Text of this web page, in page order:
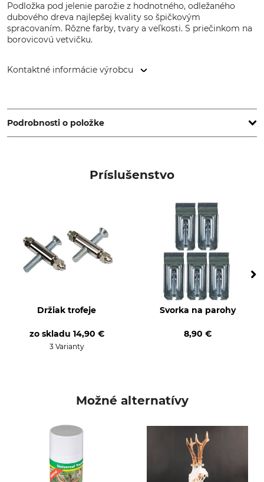
Podložka pod jelenie parožie z hodnotného, odležaného
dubového dreva najlepšej kvality so špičkovým
spracovaním. Rôzne farby, tvary a veľkosti. S priečinkom na
borovicovú vetvičku.
Kontaktné informácie výrobcu
www.eurohunt.eu
Podrobnosti o položke
Príslušenstvo
Držiak trofeje
zo skladu 14,90 €
3 Varianty
Svorka na parohy
8,90 €
Možné alternatívy